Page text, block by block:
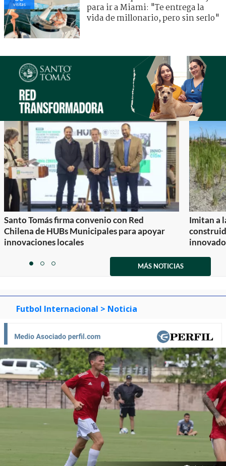
visitas
para ir a Miami: "Te entrega la
vida de millonario, pero sin serlo"
Santo Tomás firma convenio con Red
Chilena de HUBs Municipales para apoyar
innovaciones locales
Imitan a
itemitemitem
MÁS NOTICIAS
Futbol Internacional > Noticia